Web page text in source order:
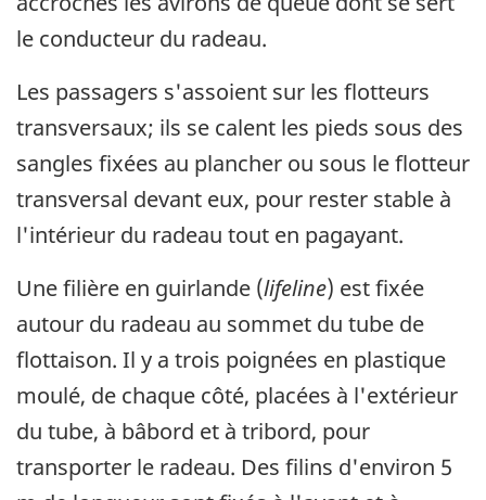
le conducteur du radeau.
Les passagers s'assoient sur les flotteurs
transversaux; ils se calent les pieds sous des
sangles fixées au plancher ou sous le flotteur
transversal devant eux, pour rester stable à
l'intérieur du radeau tout en pagayant.
Une filière en guirlande (lifeline) est fixée
autour du radeau au sommet du tube de
flottaison. Il y a trois poignées en plastique
moulé, de chaque côté, placées à l'extérieur
du tube, à bâbord et à tribord, pour
transporter le radeau. Des filins d'environ 5